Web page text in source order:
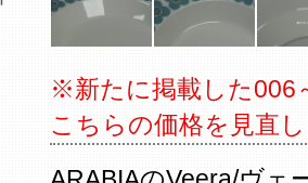
※新たに掲載した006
こちらの価格を見直